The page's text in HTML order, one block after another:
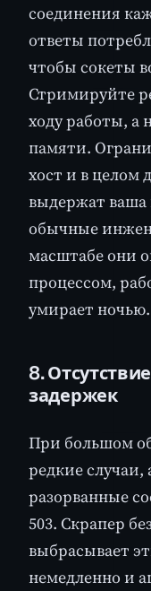
соединения
ответы
чтобы сокеты
Стримируйте
ходу работы, а
памяти.
хост и в целом
выдержат
обычные
масштабе они
процессом,
умирает ночью.
8.
задержек
При большом
редкие случаи,
разорванные
503. Скрапер
выбрасывает
немедленно и